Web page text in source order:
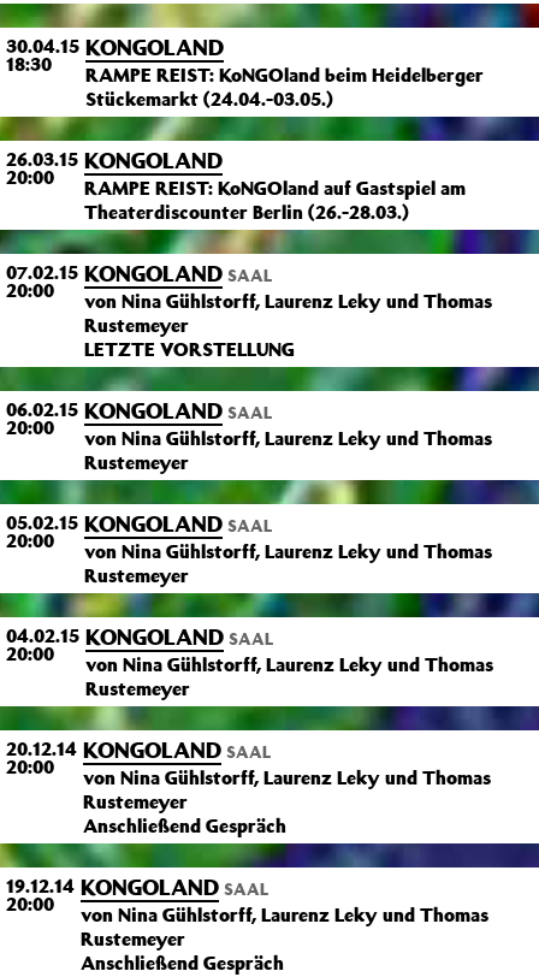
30.04.15
18:30
KONGOLAND
RAMPE REIST: KoNGOland beim Heidelberger
Stückemarkt (24.04.-03.05.)
26.03.15
20:00
KONGOLAND
RAMPE REIST: KoNGOland auf Gastspiel am
Theaterdiscounter Berlin (26.-28.03.)
07.02.15
20:00
KONGOLAND SAAL
von Nina Gühlstorff, Laurenz Leky und Thomas
Rustemeyer
LETZTE VORSTELLUNG
06.02.15
20:00
KONGOLAND SAAL
von Nina Gühlstorff, Laurenz Leky und Thomas
Rustemeyer
05.02.15
20:00
KONGOLAND SAAL
von Nina Gühlstorff, Laurenz Leky und Thomas
Rustemeyer
04.02.15
20:00
KONGOLAND SAAL
von Nina Gühlstorff, Laurenz Leky und Thomas
Rustemeyer
20.12.14
20:00
KONGOLAND SAAL
von Nina Gühlstorff, Laurenz Leky und Thomas
Rustemeyer
Anschließend Gespräch
19.12.14
20:00
KONGOLAND SAAL
von Nina Gühlstorff, Laurenz Leky und Thomas
Rustemeyer
Anschließend Gespräch